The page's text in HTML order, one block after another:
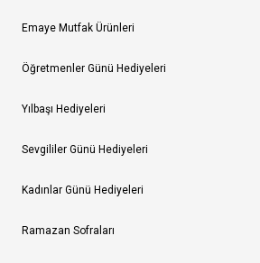
Emaye Mutfak Ürünleri
Öğretmenler Günü Hediyeleri
Yılbaşı Hediyeleri
Sevgililer Günü Hediyeleri
Kadınlar Günü Hediyeleri
Ramazan Sofraları